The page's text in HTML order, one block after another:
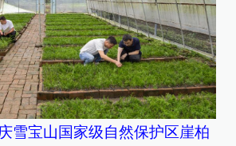
雪宝山国家级自然保护区崖柏